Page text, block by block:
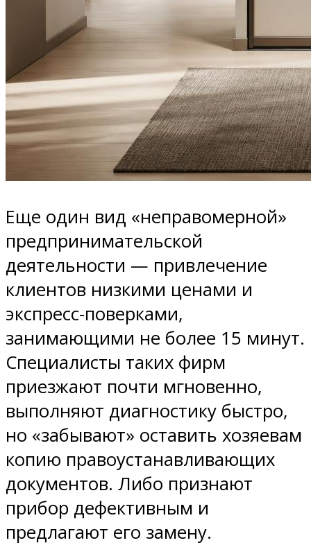
Еще один вид «неправомерной»
предпринимательской
деятельности — привлечение
клиентов низкими ценами и
экспресс-поверками,
занимающими не более 15 минут.
Специалисты таких фирм
приезжают почти мгновенно,
выполняют диагностику быстро,
но «забывают» оставить хозяевам
копию правоустанавливающих
документов. Либо признают
прибор дефективным и
предлагают его замену.